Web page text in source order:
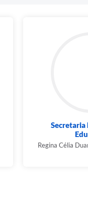
Regina Célia